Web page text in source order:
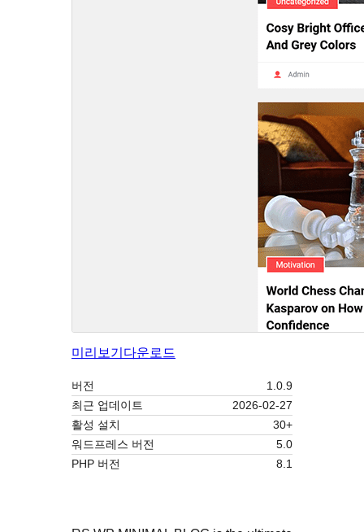
미리보기 다운로드
버전
1.0.9
최근 업데이트
2026-02-27
활성 설치
30+
워드프레스 버전
5.0
PHP 버전
8.1